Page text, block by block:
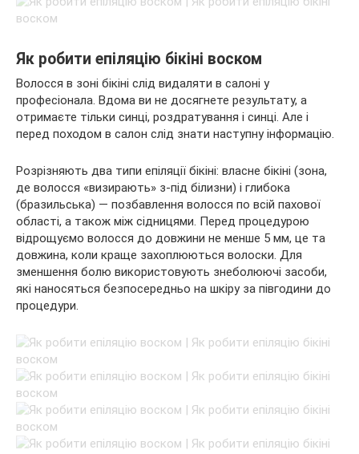
Як робити епіляцію бікіні воском
Волосся в зоні бікіні слід видаляти в салоні у
професіонала. Вдома ви не досягнете результату, а
отримаєте тільки синці, роздратування і синці. Але і
перед походом в салон слід знати наступну інформацію.
Розрізняють два типи епіляції бікіні: власне бікіні (зона,
де волосся «визирають» з-під білизни) і глибока
(бразильська) — позбавлення волосся по всій пахової
області, а також між сідницями. Перед процедурою
відрощуємо волосся до довжини не менше 5 мм, це та
довжина, коли краще захоплюються волоски. Для
зменшення болю використовують знеболюючі засоби,
які наносяться безпосередньо на шкіру за півгодини до
процедури.